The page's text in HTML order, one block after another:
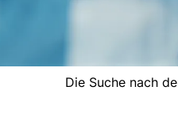
Die Suche nach